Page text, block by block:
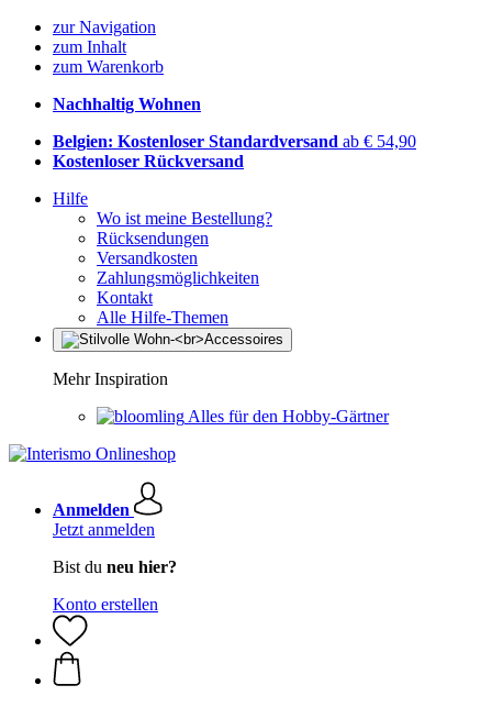
zur Navigation
zum Inhalt
zum Warenkorb
Nachhaltig Wohnen
Belgien: Kostenloser Standardversand ab € 54,90
Kostenloser Rückversand
Hilfe
Wo ist meine Bestellung?
Rücksendungen
Versandkosten
Zahlungsmöglichkeiten
Kontakt
Alle Hilfe-Themen
Mehr Inspiration
Alles für den Hobby-Gärtner
Anmelden
Jetzt anmelden
Bist du neu hier?
Konto erstellen